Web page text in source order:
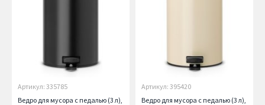
Артикул: 335785
Ведро для мусора с педалью (3 л),
Артикул: 395420
Ведро для мусора с педалью (3 л),